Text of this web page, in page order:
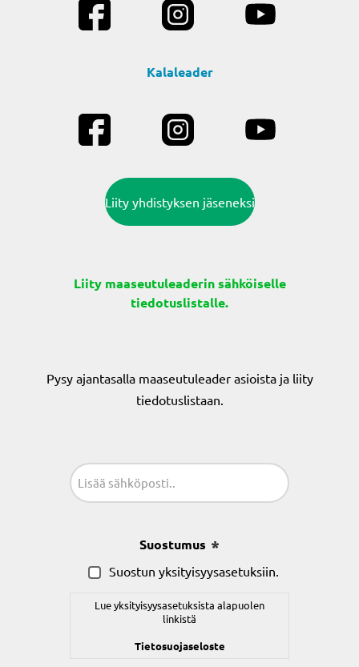
Kalaleader
Liity yhdistyksen jäseneksi
Liity maaseutuleaderin sähköiselle
tiedotuslistalle.
Pysy ajantasalla maaseutuleader asioista ja liity
tiedotuslistaan.
Suostumus
Suostun yksityisyysasetuksiin.
Lue yksityisyysasetuksista alapuolen
linkistä
Tietosuojaseloste